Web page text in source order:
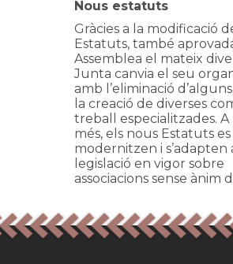
Nous estatuts
Gràcies a la modificació
Estatuts, també
Assemblea el mateix
Junta canvia el seu
amb l’eliminació
la creació de diverses
treball especialitzades. A
més, els nous Estatuts es
modernitzen i s’adapten
legislació en vigor sobre
associacions sense ànim